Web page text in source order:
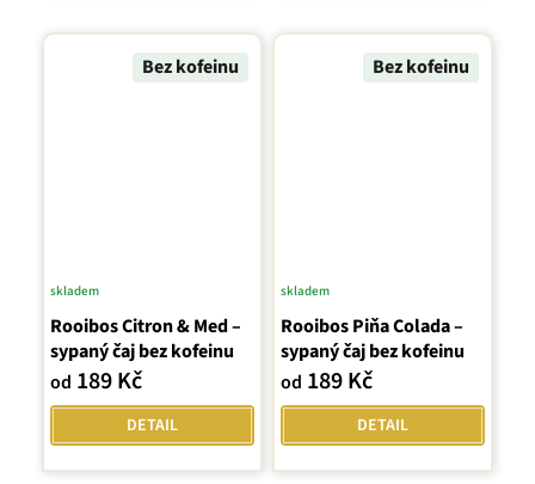
Bez kofeinu
Rooibos Citron & Med –
sypaný čaj bez kofeinu
skladem
od 189 Kč
DETAIL
Bez kofeinu
Rooibos Piňa Colada –
sypaný čaj bez kofeinu
skladem
od 189 Kč
DETAIL